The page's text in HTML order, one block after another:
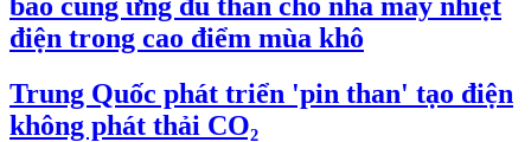
điện trong cao điểm mùa khô
Trung Quốc phát triển 'pin than' tạo điện
không phát thải CO₂